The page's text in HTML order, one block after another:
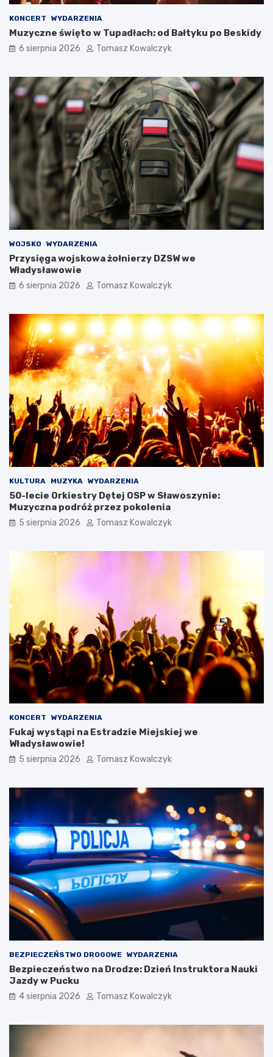
KONCERT WYDARZENIA
Muzyczne święto w Tupadłach: od Bałtyku po Beskidy
6 sierpnia 2026 Tomasz Kowalczyk
WOJSKO WYDARZENIA
Przysięga wojskowa żołnierzy DZSW we
Władysławowie
6 sierpnia 2026 Tomasz Kowalczyk
KULTURA MUZYKA WYDARZENIA
50-lecie Orkiestry Dętej OSP w Sławoszynie:
Muzyczna podróż przez pokolenia
5 sierpnia 2026 Tomasz Kowalczyk
KONCERT WYDARZENIA
Fukaj wystąpi na Estradzie Miejskiej we
Władysławowie!
5 sierpnia 2026 Tomasz Kowalczyk
BEZPIECZEŃSTWO DROGOWE WYDARZENIA
Bezpieczeństwo na Drodze: Dzień Instruktora Nauki
Jazdy w Pucku
4 sierpnia 2026 Tomasz Kowalczyk